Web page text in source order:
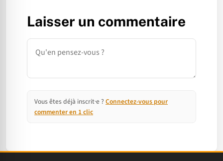
Laisser un commentaire
Commentaire
Vous êtes déjà inscrit·e ? Connectez-vous pour
commenter en 1 clic